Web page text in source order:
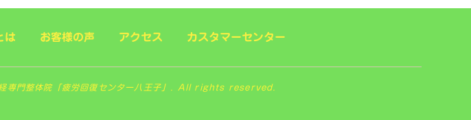
は お客様の声 アクセス カスタマーセンター
専門整体院「疲労回復センター八王子」. All rights reserved.